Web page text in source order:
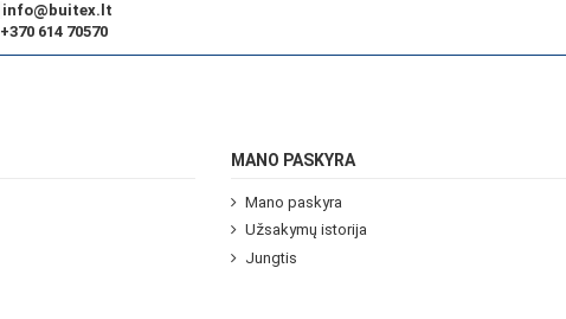
info@buitex.lt
+370 614 70570
MANO PASKYRA
Mano paskyra
Užsakymų istorija
Jungtis